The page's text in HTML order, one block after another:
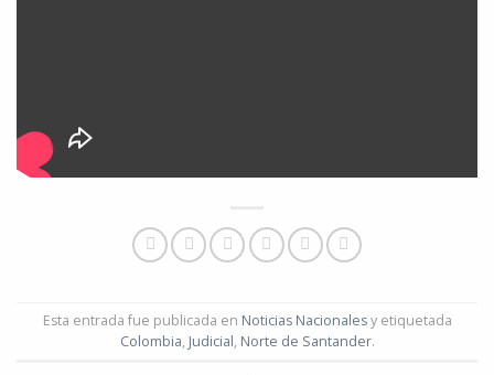
Esta entrada fue publicada en Noticias Nacionalesy etiquetada
Colombia, Judicial, Norte de Santander.